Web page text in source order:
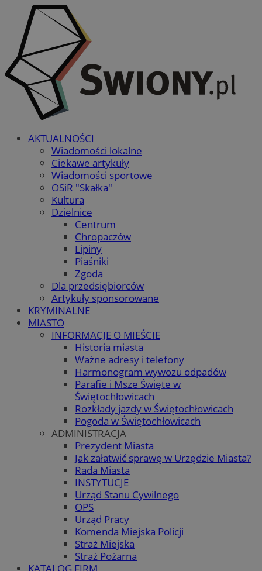
AKTUALNOŚCI
Wiadomości lokalne
Ciekawe artykuły
Wiadomości sportowe
OSiR "Skałka"
Kultura
Dzielnice
Centrum
Chropaczów
Lipiny
Piaśniki
Zgoda
Dla przedsiębiorców
Artykuły sponsorowane
KRYMINALNE
MIASTO
INFORMACJE O MIEŚCIE
Historia miasta
Ważne adresy i telefony
Harmonogram wywozu odpadów
Parafie i Msze Święte w
Świętochłowicach
Rozkłady jazdy w Świętochłowicach
Pogoda w Świętochłowicach
ADMINISTRACJA
Prezydent Miasta
Jak załatwić sprawę w Urzędzie Miasta?
Rada Miasta
INSTYTUCJE
Urząd Stanu Cywilnego
OPS
Urząd Pracy
Komenda Miejska Policji
Straż Miejska
Straż Pożarna